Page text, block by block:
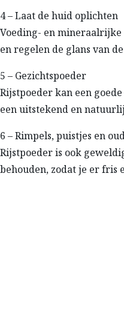
4 – Laat de huid oplichten
Voeding- en
en regelen de glans van
5 – Gezichtspoeder
Rijstpoeder kan een
een uitstekend en
6 – Rimpels, puistjes en
Rijstpoeder is ook
behouden, zodat je er fris